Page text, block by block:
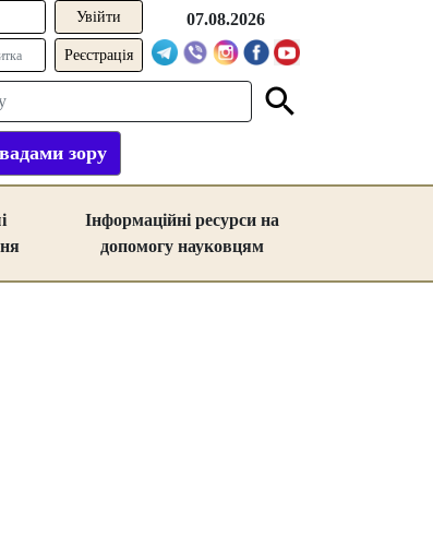
Реєстрація
07.08.2026
зору
Інформаційні ресурси на
допомогу науковцям